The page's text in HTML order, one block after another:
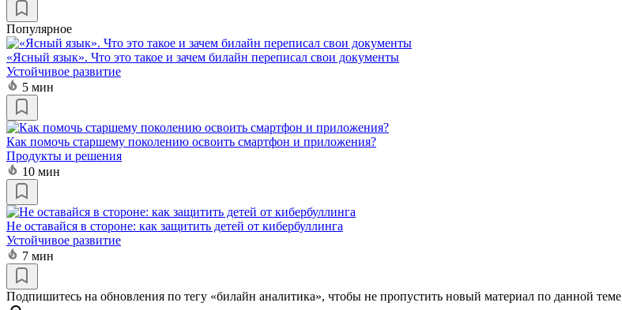
Популярное
«Ясный язык». Что это такое и зачем билайн переписал свои документы
Устойчивое развитие
5 мин
Как помочь старшему поколению освоить смартфон и приложения?
Продукты и решения
10 мин
Не оставайся в стороне: как защитить детей от кибербуллинга
Устойчивое развитие
7 мин
Подпишитесь на обновления по тегу «билайн аналитика», чтобы не пропустить новый материал по данной теме